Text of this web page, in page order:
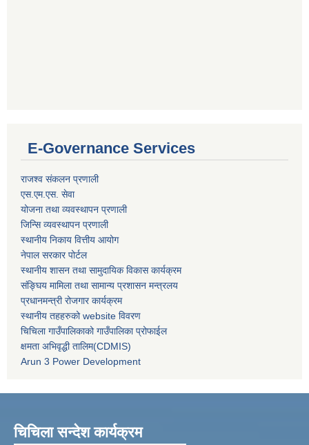
E-Governance Services
राजश्व संकलन प्रणाली
एस.एम.एस. सेवा
योजना तथा व्यवस्थापन प्रणाली
जिन्सि व्यवस्थापन प्रणाली
स्थानीय निकाय वित्तीय आयोग
नेपाल सरकार पोर्टल
स्थानीय शासन तथा सामुदायिक विकास कार्यक्रम
संङ्घिय मामिला तथा सामान्य प्रशासन मन्त्रलय
प्रधानमन्त्री रोजगार कार्यक्रम
स्थानीय तहहरुको website विवरण
चिचिला गाउँपालिकाको गाउँपालिका प्रोफाईल
क्षमता अभिवृद्धी तालिम(CDMIS)
Arun 3 Power Development
चिचिला सन्देश कार्यक्रम